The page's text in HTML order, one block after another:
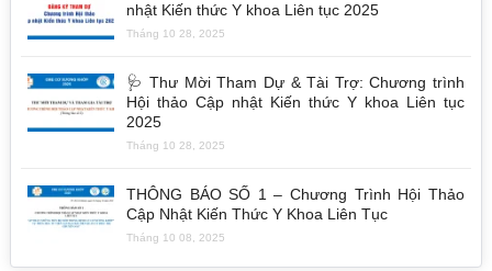
nhật Kiến thức Y khoa Liên tục 2025
Tháng 10 28, 2025
🩺 Thư Mời Tham Dự & Tài Trợ: Chương trình
Hội thảo Cập nhật Kiến thức Y khoa Liên tục
2025
Tháng 10 28, 2025
THÔNG BÁO SỐ 1 – Chương Trình Hội Thảo
Cập Nhật Kiến Thức Y Khoa Liên Tục
Tháng 10 08, 2025